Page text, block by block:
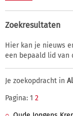
Zoekresultaten
Hier kan je nieuws
een bepaald lid van
Je zoekopdracht in
Pagina: 1 2